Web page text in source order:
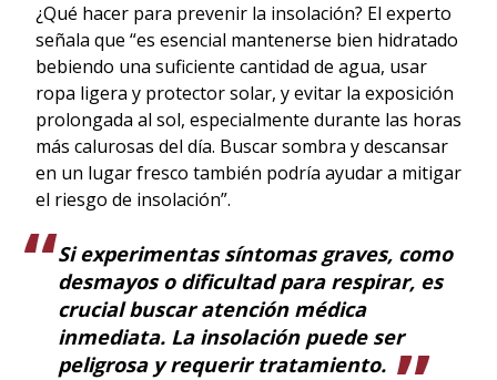
¿Qué hacer para prevenir la insolación? El experto
señala que “es esencial mantenerse bien hidratado
bebiendo una suficiente cantidad de agua, usar
ropa ligera y protector solar, y evitar la exposición
prolongada al sol, especialmente durante las horas
más calurosas del día. Buscar sombra y descansar
en un lugar fresco también podría ayudar a mitigar
el riesgo de insolación”.
Si experimentas síntomas graves, como
desmayos o dificultad para respirar, es
crucial buscar atención médica
inmediata. La insolación puede ser
peligrosa y requerir tratamiento.